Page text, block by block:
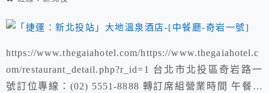
https://www.thegaiahotel.com/https://www.thegaiahotel.c
om/restaurant_detail.php?r_id=1 台北市北投區奇岩路一
號訂位專線：(02) 5551-8888 轉訂席組營業時間 午餐時